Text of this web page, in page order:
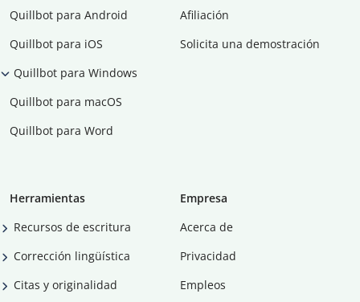
Quillbot para Android
Quillbot para iOS
Quillbot para Windows
Quillbot para macOS
Quillbot para Word
Afiliación
Solicita una demostración
Herramientas
Recursos de escritura
Corrección lingüística
Citas y originalidad
Empresa
Acerca de
Privacidad
Empleos